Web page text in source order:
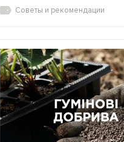
Советы и рекомендации